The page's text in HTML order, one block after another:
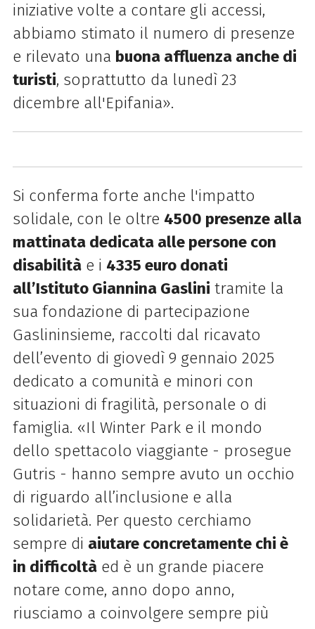
iniziative volte a contare gli accessi,
abbiamo stimato il numero di presenze
e rilevato una buona affluenza anche di
turisti, soprattutto da lunedì 23
dicembre all'Epifania».
Si conferma forte anche l'impatto
solidale, con le oltre 4500 presenze alla
mattinata dedicata alle persone con
disabilitàe i 4335 euro donati
all’Istituto Giannina Gaslini tramite la
sua fondazione di partecipazione
Gaslininsieme, raccolti dal ricavato
dell’evento di giovedì 9 gennaio 2025
dedicato a comunità e minori con
situazioni di fragilità, personale o di
famiglia. «Il Winter Parke il mondo
dello spettacolo viaggiante - prosegue
Gutris - hanno sempre avuto un occhio
di riguardo all’inclusione e alla
solidarietà. Per questo cerchiamo
sempre di aiutare concretamente chi è
in difficoltàed è un grande piacere
notare come, anno dopo anno,
riusciamo a coinvolgere sempre più